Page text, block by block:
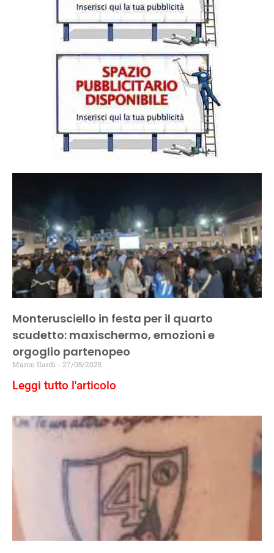
Monterusciello in festa per il quarto
scudetto: maxischermo, emozioni e
orgoglio partenopeo
Marco Ilardi 27/05/2025
Leggi tutto l'articolo